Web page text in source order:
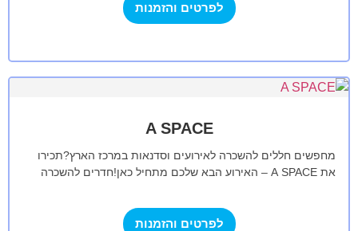
לפרטים והזמנות
A SPACE
מחפשים חללים להשכרה לאירועים וסדנאות במרכז הארץ?תכירו
את A SPACE – האירוע הבא שלכם מתחיל כאן!חדרים להשכרה
לפרטים והזמנות